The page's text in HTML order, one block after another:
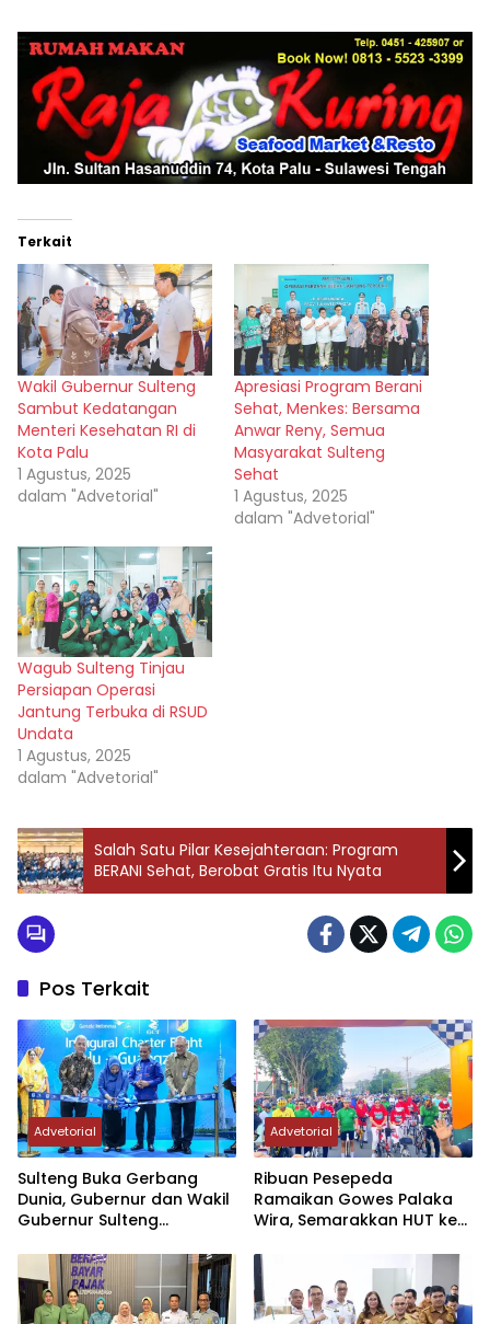
Terkait
Wakil Gubernur Sulteng
Sambut Kedatangan
Menteri Kesehatan RI di
Kota Palu
1 Agustus, 2025
dalam "Advetorial"
Apresiasi Program Berani
Sehat, Menkes: Bersama
Anwar Reny, Semua
Masyarakat Sulteng
Sehat
1 Agustus, 2025
dalam "Advetorial"
Wagub Sulteng Tinjau
Persiapan Operasi
Jantung Terbuka di RSUD
Undata
1 Agustus, 2025
dalam "Advetorial"
Salah Satu Pilar Kesejahteraan: Program
BERANI Sehat, Berobat Gratis Itu Nyata
Pos Terkait
Advetorial
Sulteng Buka Gerbang
Dunia, Gubernur dan Wakil
Gubernur Sulteng
Perdana Internasional
Palu-Guangzhou
Advetorial
Ribuan Pesepeda
Ramaikan Gowes Palaka
Wira, Semarakkan HUT ke-1